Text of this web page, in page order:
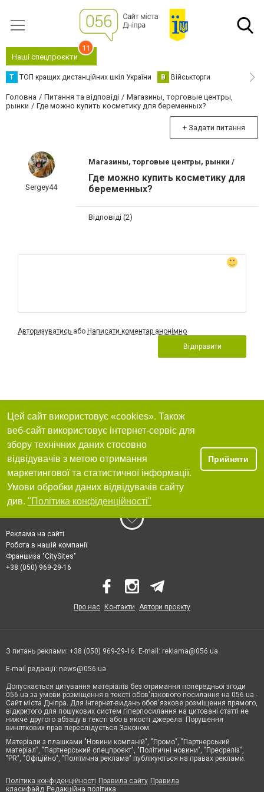
Наші спецпроєкти
11
Т ТОП кращих дистанційних шкіл України В Військторги
Головна Питання та відповіді
Магазины, торговые центры,
рынки
Где можно купить косметику для беременных?
+ Задати питання
Sergey44
Магазины, торговые центры, рынки /
Где можно купить косметику для
беременных?
Відповіді (2)
Авторизуватись або Написати коментар анонімно
Відправити
Цей сайт використовує «cookies». Також
веб-сайт використовує інтернет-сервіс для
збору технічних даних стосовно
відвідувачів з метою отримання
маркетингової та статистичної інформації.
Умови обробки даних відвідувачів сайту
див. "Політика конфіденційності"
Прийняти
Реклама на сайті
Робота в нашій компанії
Франшиза "CitySites"
+38 (050) 969-29-16
Про нас Контакти Автори проєкту
З питань реклами: +38 (050) 969-29-16. E-mail: reklama@056.ua
E-mail редакції: news@056.ua
Допускається цитування матеріалів без отримання попередньої згоди
056.ua за умови розміщення в тексті обов'язкового посилання на 056.ua -
Сайт міста Дніпра. Для інтернет-видань обов'язкове розміщення прямого,
відкритого для пошукових систем гіперпосилання на цитовані статті не
нижче другого абзацу в тексті або в якості джерела. Порушення
виняткових прав переслідується Законом.
Матеріали з плашками "Новини компаній", "Промо", "Партнерський
матеріал", "Партнерський спецпроєкт", "Політичні новини", "Пресреліз",
"PR", "Офіційно", "Політична реклама" публікуються на правах реклами.
Політика конфіденційності Правила сайту Правила
класифайд Редакційна політика